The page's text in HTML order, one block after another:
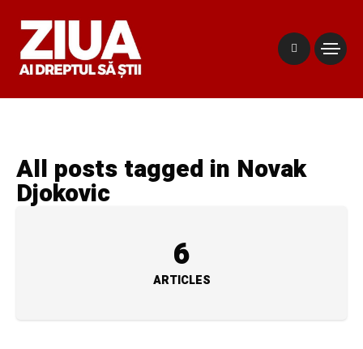
All posts tagged in Novak
Djokovic
6
ARTICLES